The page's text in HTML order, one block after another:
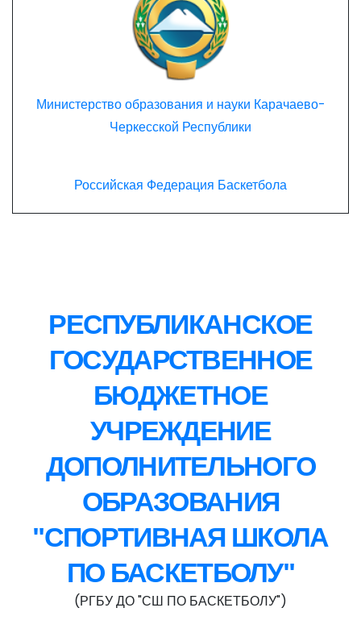
Министерство образования и науки Карачаево-
Черкесской Республики
Российская Федерация Баскетбола
РЕСПУБЛИКАНСКОЕ
ГОСУДАРСТВЕННОЕ
БЮДЖЕТНОЕ
УЧРЕЖДЕНИЕ
ДОПОЛНИТЕЛЬНОГО
ОБРАЗОВАНИЯ
"СПОРТИВНАЯ ШКОЛА
ПО БАСКЕТБОЛУ"
(РГБУ ДО "СШ ПО БАСКЕТБОЛУ")